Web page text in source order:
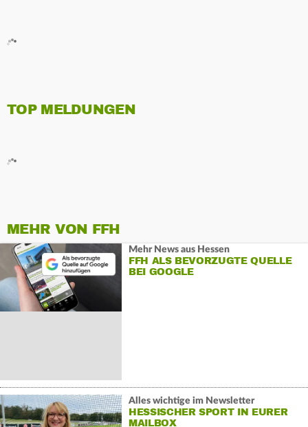
TOP MELDUNGEN
MEHR VON FFH
Mehr News aus Hessen
FFH ALS BEVORZUGTE QUELLE
BEI GOOGLE
Alles wichtige im Newsletter
HESSISCHER SPORT IN EURER
MAILBOX